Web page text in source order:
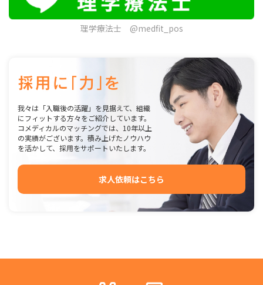
理学療法士 @medfit_pos
我々は「入職後の活躍」を見据えて、組織
にフィットする方々をご紹介しています。
コメディカルのマッチングでは、10年以上
の実績がございます。積み上げたノウハウ
を活かして、採用をサポートいたします。
求人依頼はこちら